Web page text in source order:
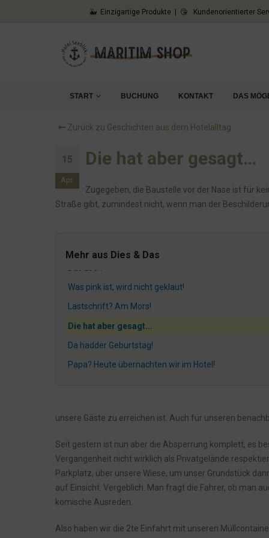
🐳 Einzigartige Produkte | 😘 Kundenorientierter
START BUCHUNG KONTAKT DAS
Zurück zu Geschichten aus dem Hotelalltag
15
Apr.
Die hat aber gesagt…
Zugegeben, die Baustelle vor der Nase ist für
Straße gibt, zumindest nicht, wenn man der
Mehr aus Dies & Das
Notfall im Hotel: Wenn es schnell gehen muss
Schauts Euch an, was denkt Ihr?
Die Spende für den Abiball
Die Wirren um Herrn R. aus DK
Gartenpflege und so...
Nicht nur der Hein hat Hunger
Wunderschöne Natur: Der Sankelmarker See
Das haben die doch geklaut?
Was pink ist, wird nicht geklaut!
Lastschrift? Am Mors!
Die hat aber gesagt...
Da hadder Geburtstag!
Papa? Heute übernachten wir im Hotel!
Das Loch
Mats Lukas: Klick und weg!
Rauchen verboten!
Ahoi Hein!
Besondere Wünsche? Bitte sehr!
unsere Gäste zu erreichen ist. Auch für unseren
Seit gestern ist nun aber die Absperrung komplett, es
Vergangenheit nicht wirklich als Privatgelände
Parkplatz, über unsere Wiese, um unser Grundstück
auf Einsicht. Vergeblich. Man fragt die Fahrer, ob man
komische Ausreden.
Also haben wir die 2te Einfahrt mit unseren